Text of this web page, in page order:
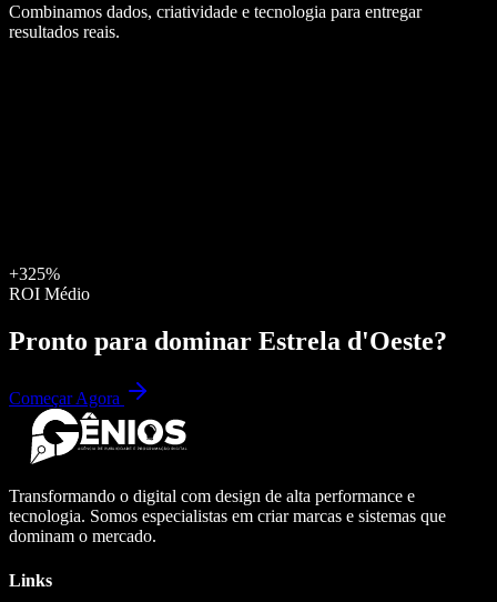
Combinamos dados, criatividade e tecnologia para entregar
resultados reais.
+325%
ROI Médio
Pronto para dominar Estrela d'Oeste?
Começar Agora
Transformando o digital com design de alta performance e
tecnologia. Somos especialistas em criar marcas e sistemas que
dominam o mercado.
Links